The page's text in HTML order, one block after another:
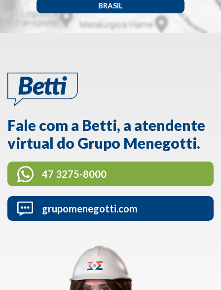
BRASIL
Fale com a Betti, a atendente
virtual do Grupo Menegotti.
47 3275-8000
grupomenegotti.com